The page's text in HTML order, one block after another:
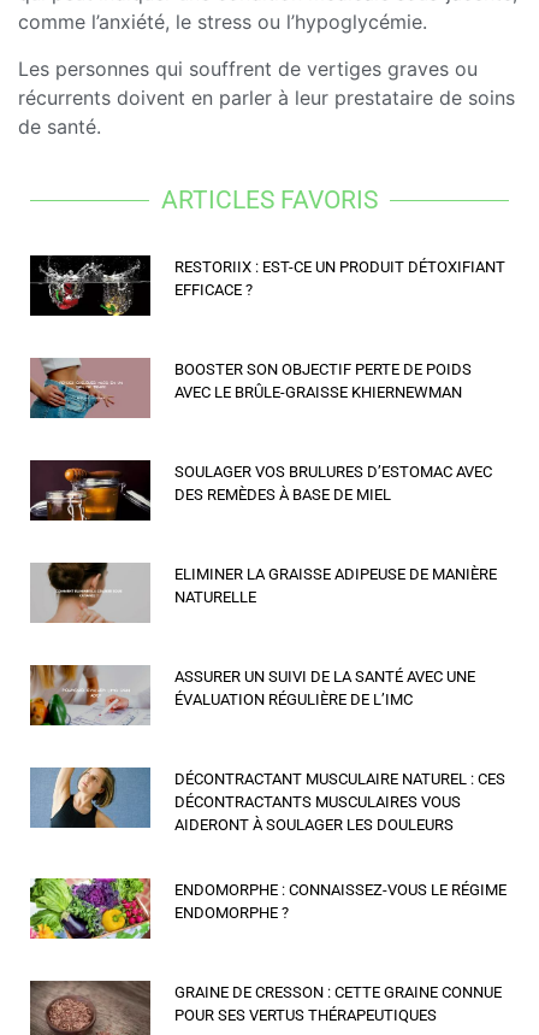
comme l’anxiété, le stress ou l’hypoglycémie.
Les personnes qui souffrent de vertiges graves ou
récurrents doivent en parler à leur prestataire de soins
de santé.
ARTICLES FAVORIS
RESTORIIX : EST-CE UN PRODUIT DÉTOXIFIANT
EFFICACE ?
BOOSTER SON OBJECTIF PERTE DE POIDS
AVEC LE BRÛLE-GRAISSE KHIERNEWMAN
SOULAGER VOS BRULURES D’ESTOMAC AVEC
DES REMÈDES À BASE DE MIEL
ELIMINER LA GRAISSE ADIPEUSE DE MANIÈRE
NATURELLE
ASSURER UN SUIVI DE LA SANTÉ AVEC UNE
ÉVALUATION RÉGULIÈRE DE L’IMC
DÉCONTRACTANT MUSCULAIRE NATUREL : CES
DÉCONTRACTANTS MUSCULAIRES VOUS
AIDERONT À SOULAGER LES DOULEURS
ENDOMORPHE : CONNAISSEZ-VOUS LE RÉGIME
ENDOMORPHE ?
GRAINE DE CRESSON : CETTE GRAINE CONNUE
POUR SES VERTUS THÉRAPEUTIQUES